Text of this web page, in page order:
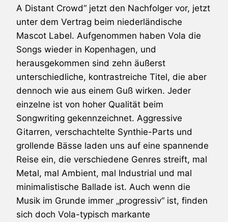
A Distant Crowd“ jetzt den Nachfolger vor, jetzt
unter dem Vertrag beim niederländische
Mascot Label. Aufgenommen haben Vola die
Songs wieder in Kopenhagen, und
herausgekommen sind zehn äußerst
unterschiedliche, kontrastreiche Titel, die aber
dennoch wie aus einem Guß wirken. Jeder
einzelne ist von hoher Qualität beim
Songwriting gekennzeichnet. Aggressive
Gitarren, verschachtelte Synthie-Parts und
grollende Bässe laden uns auf eine spannende
Reise ein, die verschiedene Genres streift, mal
Metal, mal Ambient, mal Industrial und mal
minimalistische Ballade ist. Auch wenn die
Musik im Grunde immer „progressiv“ ist, finden
sich doch Vola-typisch markante